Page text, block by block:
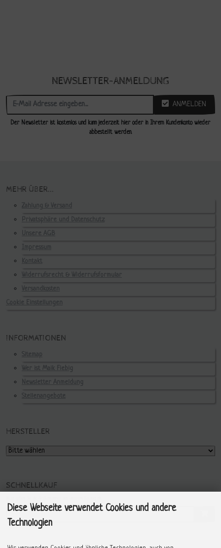
NEWSLETTER-ANMELDUNG
ANMELDEN
Der Newsletter ist kostenlos und kann jederzeit hier oder in Ihrem Kundenkonto wieder
abbestellt werden.
MEHR ÜBER...
Zahlung & Versand
Privatsphäre und Datenschutz
Unsere AGB
Impressum
Kontakt
Widerrufsrecht & Widerrufsformular
Versandkosten
Cookie Einstellungen
INFORMATIONEN
Sitemap
Wer ist Maik Fiebig
Newsletter Anmeldung
Stellenangebote
HERSTELLER
SCHNELLKAUF
Diese Webseite verwendet Cookies und andere
Technologien